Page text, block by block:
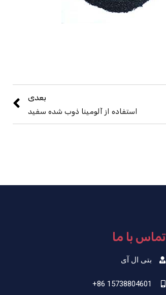
بعدی
استفاده از آلومینا ذوب شده سفید
تماس با ما
بتی ال آی
‎+86 15738804601‎